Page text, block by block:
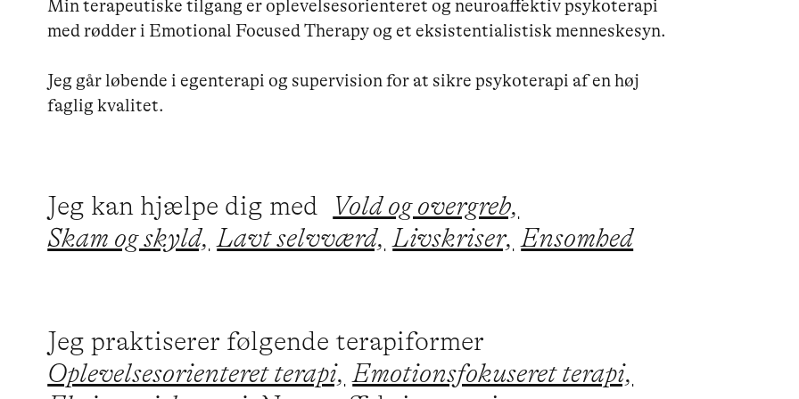
Min terapeutiske tilgang er oplevelsesorienteret og neuroaffektiv psykoterapi
med rødder i Emotional Focused Therapy og et eksistentialistisk menneskesyn.
Jeg går løbende i egenterapi og supervision for at sikre psykoterapi af en høj
faglig kvalitet.
Jeg kan hjælpe dig med
Vold og overgreb,
Skam og skyld, Lavt selvværd, Livskriser, Ensomhed
Jeg praktiserer følgende terapiformer
Oplevelsesorienteret terapi, Emotionsfokuseret terapi,